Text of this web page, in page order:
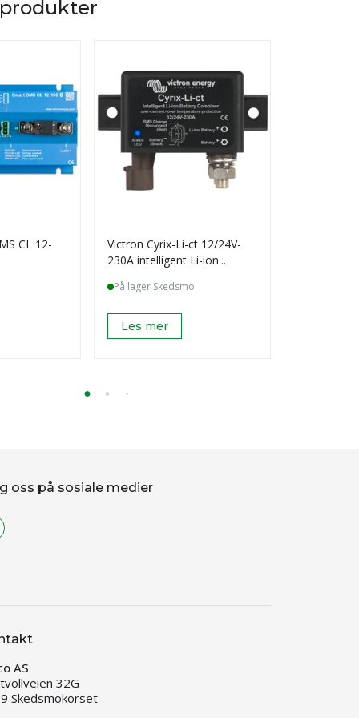
CL 12-
Victron Cyrix-Li-ct 12/24V-
230A intelligent Li-ion
På lager Skedsmo
Les mer
oss på sosiale medier
AS
32G
Skedsmokorset